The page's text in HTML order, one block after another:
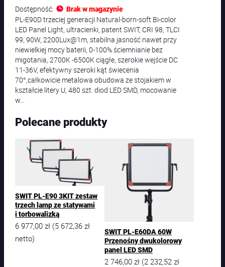
Dostępność:
Brak w magazynie
PL-E90D trzeciej generacji Natural-born-soft Bi-color
LED Panel Light, ultracienki, patent SWIT, CRI 98, TLCI
99, 90W, 2200Lux@1m, stabilna jasność nawet przy
niewielkiej mocy baterii, 0-100% ściemnianie bez
migotania, 2700K -6500K ciągłe, szerokie wejście DC
11-36V, efektywny szeroki kąt świecenia
70°,całkowicie metalowa obudowa ze stojakiem w
kształcie litery U, 480 szt. diod LED SMD, mocowanie
w…
Polecane produkty
SWIT PL-E90 3KIT zestaw
trzech lamp ze statywami
i torbowalizką
6 977,00zł (5 672,36zł
netto)
SWIT PL-E60DA 60W
Przenośny dwukolorowy
panel LED SMD
2 746,00 zł (2 232,52 zł